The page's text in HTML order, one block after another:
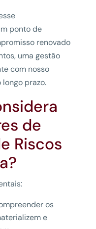
ponto de
renovado
uma gestão
com nosso
prazo.
de
Riscos
os
e